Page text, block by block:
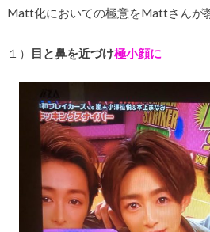
Matt化においての極意をMattさんが
１） 目と鼻を近づけ極小顔に